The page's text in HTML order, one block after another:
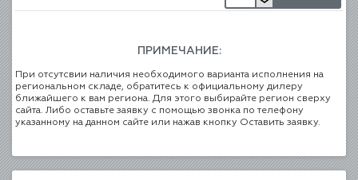
ПРИМЕЧАНИЕ:
При отсутсвии наличия необходимого варианта исполнения на
региональном складе, обратитесь к официальному дилеру
ближайшего к вам региона. Для этого выбирайте регион сверху
сайта. Либо оставьте заявку с помощью звонка по телефону
указанному на данном сайте или нажав кнопку Оставить заявку.